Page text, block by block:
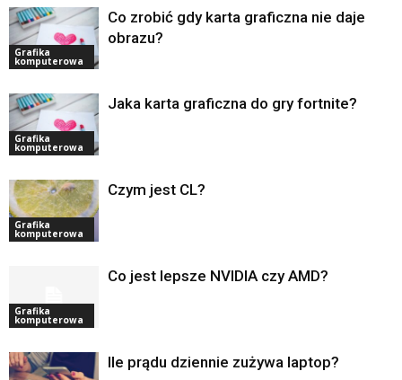
Grafika
komputerowa
Co zrobić gdy karta graficzna nie daje
obrazu?
Grafika
komputerowa
Jaka karta graficzna do gry fortnite?
Grafika
komputerowa
Czym jest CL?
Grafika
komputerowa
Co jest lepsze NVIDIA czy AMD?
Ile prądu dziennie zużywa laptop?